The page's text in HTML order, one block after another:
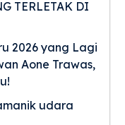
TERLETAK DI
2026 yang Lagi
Aone Trawas,
udara